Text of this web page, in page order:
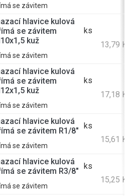
se závitem
hlavice kulová
se závitem
kuž
ks
13,79
se závitem
hlavice kulová
se závitem
kuž
ks
17,18
se závitem
hlavice kulová
se závitem R1/8"
ks
15,61
se závitem
hlavice kulová
se závitem R3/8"
ks
15,25
se závitem